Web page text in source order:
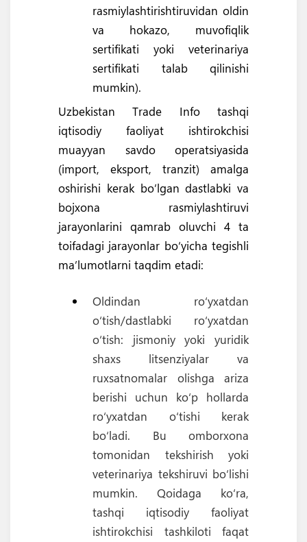
rasmiylashtirishtiruvidan oldin
va hokazo, muvofiqlik
sertifikati yoki veterinariya
sertifikati talab qilinishi
mumkin).
Uzbekistan Trade Info tashqi
iqtisodiy faoliyat ishtirokchisi
muayyan savdo operatsiyasida
(import, eksport, tranzit) amalga
oshirishi kerak bo’lgan dastlabki va
bojxona rasmiylashtiruvi
jarayonlarini qamrab oluvchi 4 ta
toifadagi jarayonlar bo‘yicha tegishli
ma’lumotlarni taqdim etadi:
Oldindan ro‘yxatdan
o‘tish/dastlabki ro‘yxatdan
o‘tish: jismoniy yoki yuridik
shaxs litsenziyalar va
ruxsatnomalar olishga ariza
berishi uchun ko‘p hollarda
ro‘yxatdan o‘tishi kerak
bo‘ladi. Bu omborxona
tomonidan tekshirish yoki
veterinariya tekshiruvi bo‘lishi
mumkin. Qoidaga ko‘ra,
tashqi iqtisodiy faoliyat
ishtirokchisi tashkiloti faqat